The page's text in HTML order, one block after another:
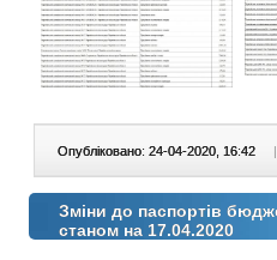
Опубліковано: 24-04-2020, 16:42 |
Зміни до паспортів
станом на 17.04.2020